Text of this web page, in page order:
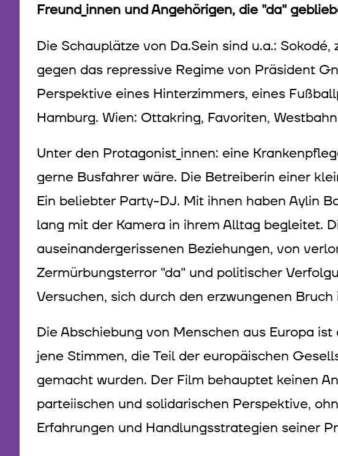
Freund_innen und Angehörigen, die "da"
Die Schauplätze von Da.Sein sind u.a.:
gegen das repressive Regime von Präsident
Perspektive eines Hinterzimmers, eines
Hamburg. Wien: Ottakring, Favoriten,
Unter den Protagonist_innen: eine
gerne Busfahrer wäre. Die Betreiberin einer
Ein beliebter Party-DJ. Mit ihnen haben Aylin
lang mit der Kamera in ihrem Alltag begleitet.
auseinandergerissenen Beziehungen, von
Zermürbungsterror "da" und politischer
Versuchen, sich durch den erzwungenen
Die Abschiebung von Menschen aus Europa
jene Stimmen, die Teil der europäischen
gemacht wurden. Der Film behauptet keinen
parteiischen und solidarischen Perspektive,
Erfahrungen und Handlungsstrategien seiner